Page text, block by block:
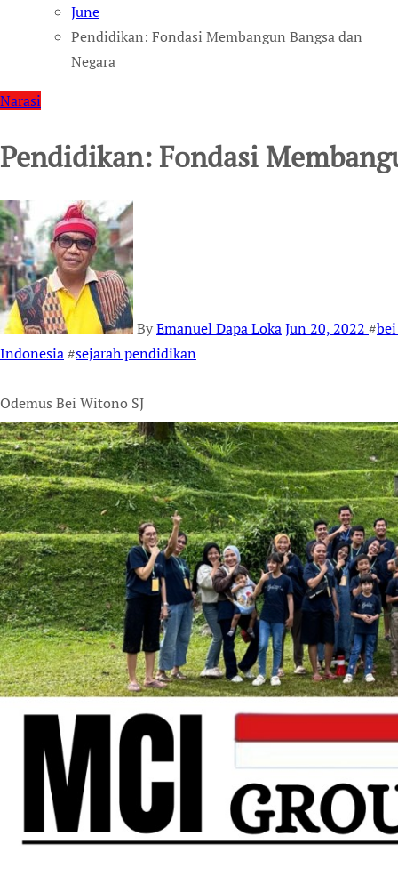
June
Pendidikan: Fondasi Membangun Bangsa dan
Negara
Narasi
Pendidikan: Fondasi
ByEmanuel Dapa LokaJun 20, 2022 #
Indonesia#sejarah pendidikan
Odemus Bei Witono SJ